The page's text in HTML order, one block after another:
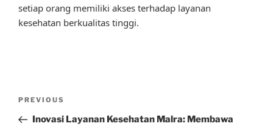
setiap orang memiliki akses terhadap layanan
kesehatan berkualitas tinggi.
Previous
Post
PREVIOUS
Inovasi Layanan Kesehatan Malra: Membawa